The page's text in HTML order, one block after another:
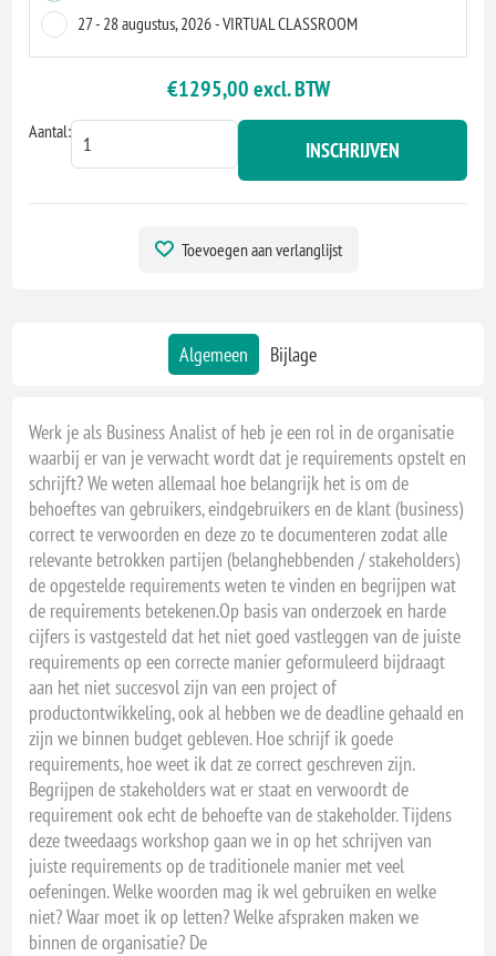
27 - 28 augustus, 2026 - VIRTUAL CLASSROOM
€1295,00 excl. BTW
Aantal:
INSCHRIJVEN
Toevoegen aan verlanglijst
Algemeen Bijlage
Werk je als Business Analist of heb je een rol in de organisatie
waarbij er van je verwacht wordt dat je requirements opstelt en
schrijft? We weten allemaal hoe belangrijk het is om de
behoeftes van gebruikers, eindgebruikers en de klant (business)
correct te verwoorden en deze zo te documenteren zodat alle
relevante betrokken partijen (belanghebbenden / stakeholders)
de opgestelde requirements weten te vinden en begrijpen wat
de requirements betekenen.Op basis van onderzoek en harde
cijfers is vastgesteld dat het niet goed vastleggen van de juiste
requirements op een correcte manier geformuleerd bijdraagt
aan het niet succesvol zijn van een project of
productontwikkeling, ook al hebben we de deadline gehaald en
zijn we binnen budget gebleven. Hoe schrijf ik goede
requirements, hoe weet ik dat ze correct geschreven zijn.
Begrijpen de stakeholders wat er staat en verwoordt de
requirement ook echt de behoefte van de stakeholder. Tijdens
deze tweedaags workshop gaan we in op het schrijven van
juiste requirements op de traditionele manier met veel
oefeningen. Welke woorden mag ik wel gebruiken en welke
niet? Waar moet ik op letten? Welke afspraken maken we
binnen de organisatie? De